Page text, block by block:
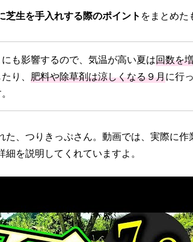
芝生を手入れする際のポイント をまとめた
も影響するので、気温が高い夏は回数を
り、 肥料や除草剤は涼しくなる９月に行
た、つりきっぷさん。動画では、実際に
を説明してくれていますよ。